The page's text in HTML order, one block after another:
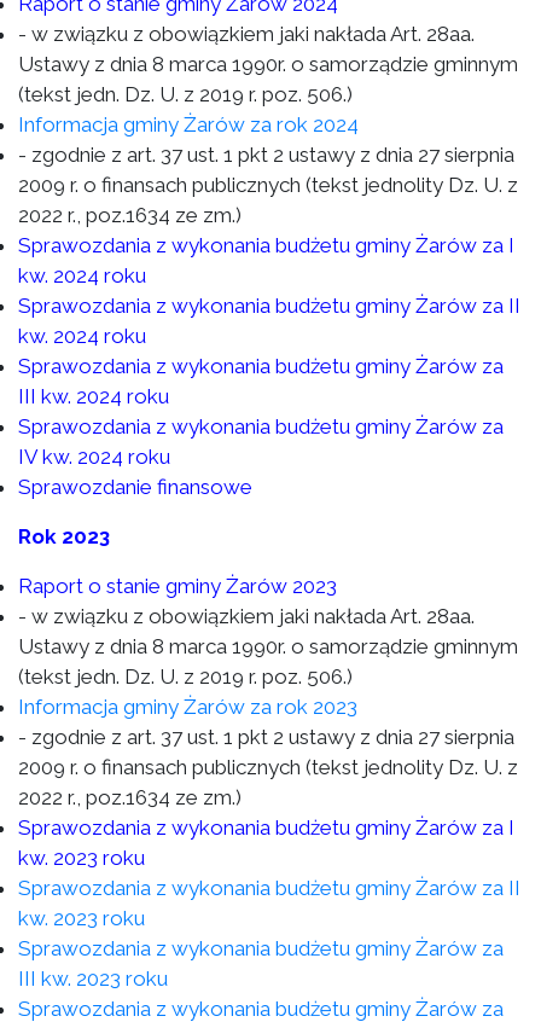
- w związku z obowiązkiem jaki nakłada Art. 28aa.
Ustawy z dnia 8 marca 1990r. o samorządzie gminnym
(tekst jedn. Dz. U. z 2019 r. poz. 506.)
Informacja gminy Żarów za rok 2024
- zgodnie z art. 37 ust. 1 pkt 2 ustawy z dnia 27 sierpnia
2009 r. o finansach publicznych (tekst jednolity Dz. U. z
2022 r., poz.1634 ze zm.)
Sprawozdania z wykonania budżetu gminy Żarów za I
kw. 2024 roku
Sprawozdania z wykonania budżetu gminy Żarów za II
kw. 2024 roku
Sprawozdania z wykonania budżetu gminy Żarów za
III kw. 2024 roku
Sprawozdania z wykonania budżetu gminy Żarów za
IV kw. 2024 roku
Sprawozdanie finansowe
Rok 2023
Raport o stanie gminy Żarów 2023
- w związku z obowiązkiem jaki nakłada Art. 28aa.
Ustawy z dnia 8 marca 1990r. o samorządzie gminnym
(tekst jedn. Dz. U. z 2019 r. poz. 506.)
Informacja gminy Żarów za rok 2023
- zgodnie z art. 37 ust. 1 pkt 2 ustawy z dnia 27 sierpnia
2009 r. o finansach publicznych (tekst jednolity Dz. U. z
2022 r., poz.1634 ze zm.)
Sprawozdania z wykonania budżetu gminy Żarów za I
kw. 2023 roku
Sprawozdania z wykonania budżetu gminy Żarów za II
kw. 2023 roku
Sprawozdania z wykonania budżetu gminy Żarów za
III kw. 2023 roku
Sprawozdania z wykonania budżetu gminy Żarów za